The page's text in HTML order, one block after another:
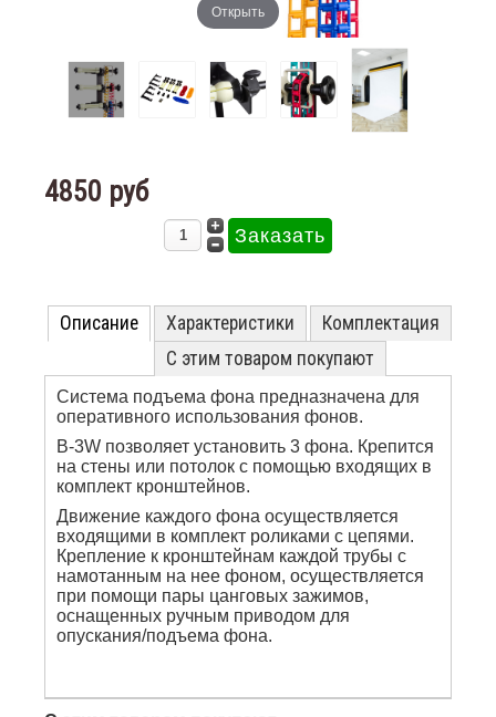
Открыть
4850 руб
Описание Характеристики
Комплектация
С этим товаром покупают
Система подъема фона предназначена для
оперативного использования фонов.
B-3W позволяет установить 3 фона. Крепится
на стены или потолок с помощью входящих в
комплект кронштейнов.
Движение каждого фона осуществляется
входящими в комплект роликами с цепями.
Крепление к кронштейнам каждой трубы с
намотанным на нее фоном, осуществляется
при помощи пары цанговых зажимов,
оснащенных ручным приводом для
опускания/подъема фона.